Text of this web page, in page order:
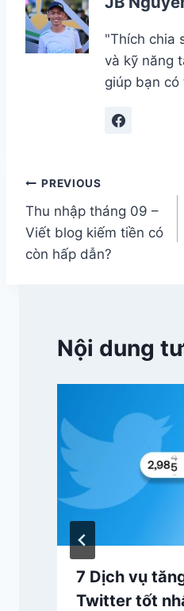
"Thích chia
và kỹ năng
giúp bạn có
Điều
hướng
bài
PREVIOUS
Thu nhập tháng 09 –
Viết blog kiếm tiền có
còn hấp dẫn?
Nội dung
7 Dịch vụ
Twitter tốt